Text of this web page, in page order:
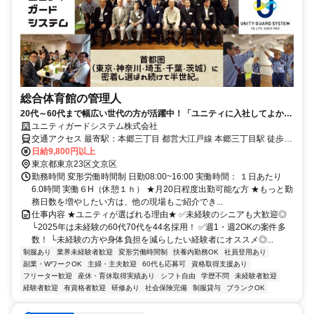
総合体育館の管理人
20代～60代まで幅広い世代の方が活躍中！「ユニティに入社してよかっ
た」と思ってもらえるように。
ユニティガードシステム株式会社
交通アクセス 最寄駅：本郷三丁目 都営大江戸線 本郷三丁目駅 徒歩5
分
日給9,800円以上
東京都東京23区文京区
勤務時間 変形労働時間制 日勤08:00~16:00 実働時間： １日あたり
6.0時間 実働６H（休憩１ｈ） ★月20日程度出勤可能な方 ★もっと勤
務日数を増やしたい方は、他の現場もご紹介でき...
仕事内容 ★ユニティが選ばれる理由★ ✅未経験のシニアも大歓迎◎
└2025年は未経験の60代70代を44名採用！ ✅週1・週2OKの案件多
数！ └未経験の方や身体負担を減らしたい経験者にオススメ◎...
制服あり 業界未経験者歓迎 変形労働時間制 扶養内勤務OK
社員登用あり
副業・WワークOK
主婦・主夫歓迎 60代も応募可
資格取得支援あり
フリーター歓迎
産休・育休取得実績あり シフト自由 学歴不問
未経験者歓迎
経験者歓迎
有資格者歓迎 研修あり 社会保険完備 制服貸与 ブランクOK